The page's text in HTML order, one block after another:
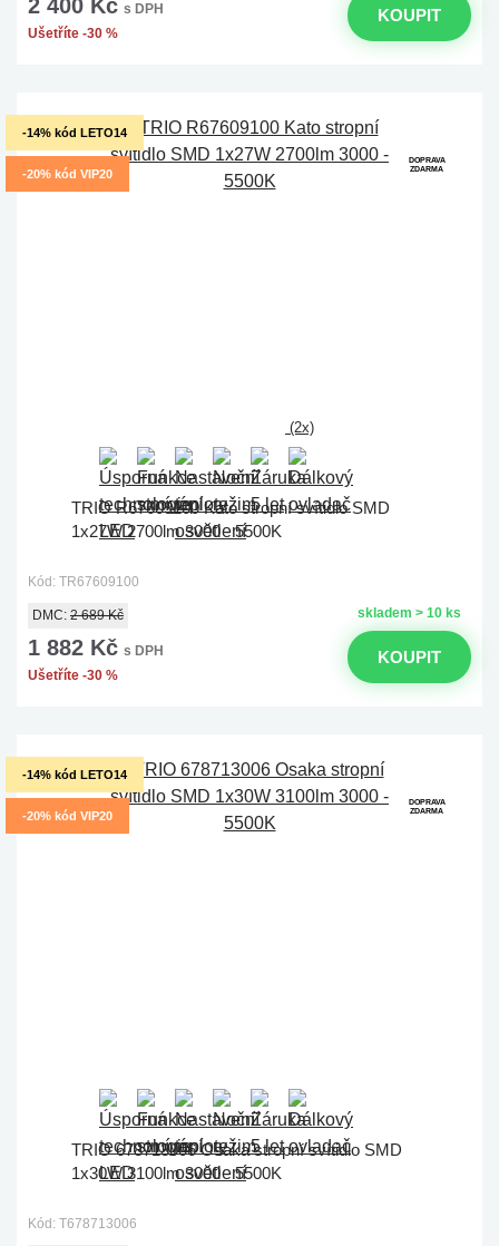
2 400 Kč s DPH
Ušetříte -30 %
KOUPIT
-14% kód LETO14
-20% kód VIP20
DOPRAVA
ZDARMA
(2x)
TRIO R67609100 Kato stropní svítidlo SMD
1x27W 2700lm 3000 - 5500K
Kód: TR67609100
skladem > 10 ks
DMC: 2 689 Kč
1 882 Kč s DPH
Ušetříte -30 %
KOUPIT
-14% kód LETO14
-20% kód VIP20
DOPRAVA
ZDARMA
TRIO 678713006 Osaka stropní svítidlo SMD
1x30W 3100lm 3000 - 5500K
Kód: T678713006